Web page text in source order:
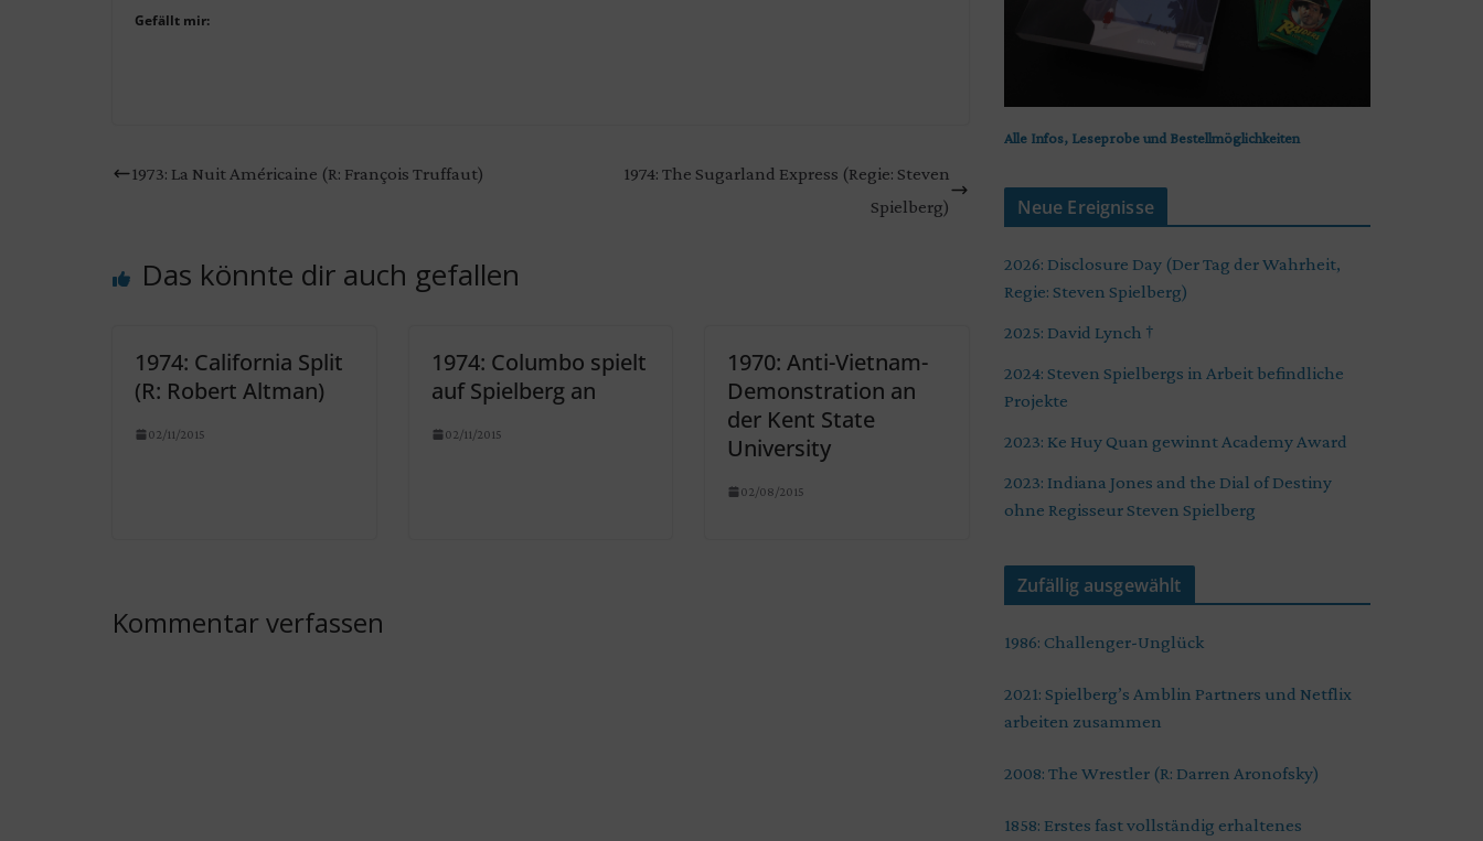
Gefällt mir:
1973: La Nuit Américaine (R: François Truffaut)
1974: The Sugarland Express (Regie: Steven
Spielberg)
Das könnte dir auch gefallen
1974: California Split
(R: Robert Altman)
02/11/2015
1974: Columbo spielt
auf Spielberg an
02/11/2015
1970: Anti-Vietnam-
Demonstration an
der Kent State
University
02/08/2015
Kommentar verfassen
Alle Infos, Leseprobe und Bestellmöglichkeiten
Neue Ereignisse
2026: Disclosure Day (Der Tag der Wahrheit,
Regie: Steven Spielberg)
2025: David Lynch †
2024: Steven Spielbergs in Arbeit befindliche
Projekte
2023: Ke Huy Quan gewinnt Academy Award
2023: Indiana Jones and the Dial of Destiny
ohne Regisseur Steven Spielberg
Zufällig ausgewählt
1986: Challenger-Unglück
2021: Spielberg’s Amblin Partners und Netflix
arbeiten zusammen
2008: The Wrestler (R: Darren Aronofsky)
1858: Erstes fast vollständig erhaltenes